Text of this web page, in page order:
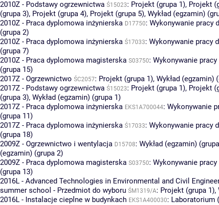
2010Z - Podstawy ogrzewnictwa Ś15023: Projekt (grupa 1), Projekt
(grupa 3), Projekt (grupa 4), Projekt (grupa 5), Wykład (egzamin)
2010Z - Praca dyplomowa inżynierska D17750: Wykonywanie pracy
(grupa 2)
2010Z - Praca dyplomowa inżynierska Ś17033: Wykonywanie pracy
(grupa 7)
2010Z - Praca dyplomowa magisterska S03750: Wykonywanie
(grupa 15)
2017Z - Ogrzewnictwo ŚC2057: Projekt (grupa 1), Wykład (egzamin)
2017Z - Podstawy ogrzewnictwa Ś15023: Projekt (grupa 1), Projekt
(grupa 3), Wykład (egzamin) (grupa 1)
2017Z - Praca dyplomowa inżynierska EKS1A700044: Wykonywanie
(grupa 11)
2017Z - Praca dyplomowa inżynierska Ś17033: Wykonywanie pracy
(grupa 18)
2009Z - Ogrzewnictwo i wentylacja D15708: Wykład (egzamin)
(egzamin) (grupa 2)
2009Z - Praca dyplomowa magisterska S03750: Wykonywanie
(grupa 13)
2016L - Advanced Technologies in Environmental and Civil
summer school - Przedmiot do wyboru ŚM1319/A: Projekt (grupa 1),
2016L - Instalacje cieplne w budynkach EKS1A400030: Laboratorium